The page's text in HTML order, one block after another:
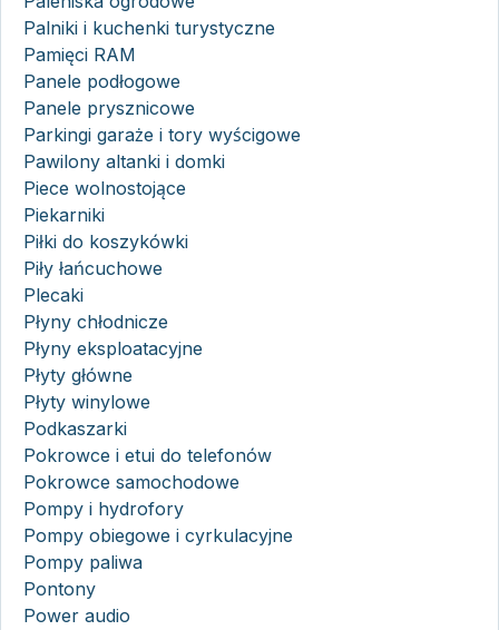
Palniki i kuchenki turystyczne
Pamięci RAM
Panele podłogowe
Panele prysznicowe
Parkingi garaże i tory wyścigowe
Pawilony altanki i domki
Piece wolnostojące
Piekarniki
Piłki do koszykówki
Piły łańcuchowe
Plecaki
Płyny chłodnicze
Płyny eksploatacyjne
Płyty główne
Płyty winylowe
Podkaszarki
Pokrowce i etui do telefonów
Pokrowce samochodowe
Pompy i hydrofory
Pompy obiegowe i cyrkulacyjne
Pompy paliwa
Pontony
Power audio